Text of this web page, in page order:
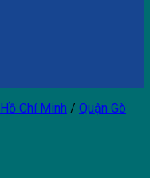
Hồ Chí Minh / Quận Gò